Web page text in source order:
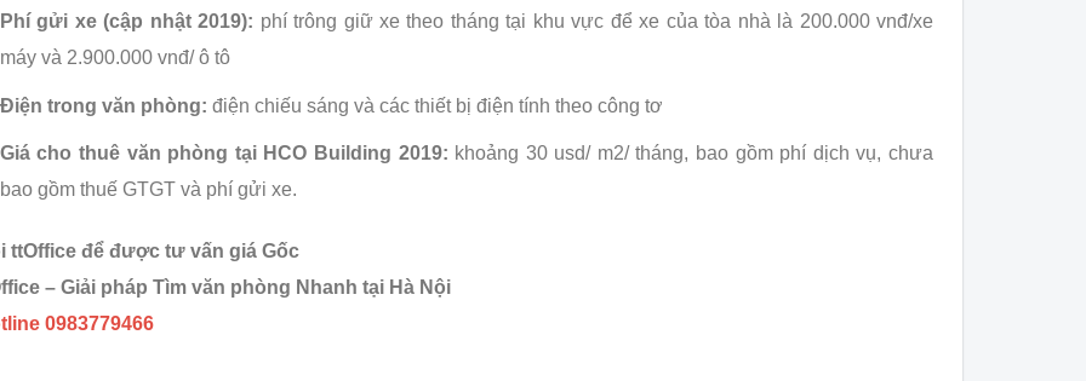
Phí gửi xe (cập nhật 2019): phí trông giữ xe theo tháng tại khu vực để xe của tòa nhà là 200.000 vnđ/xe
máy và 2.900.000 vnđ/ ô tô
Điện trong văn phòng: điện chiếu sáng và các thiết bị điện tính theo công tơ
Giá cho thuê văn phòng tại HCO Building 2019: khoảng 30 usd/ m2/ tháng, bao gồm phí dịch vụ, chưa
bao gồm thuế GTGT và phí gửi xe.
ttOffice để được tư vấn giá Gốc
– Giải pháp Tìm văn phòng Nhanh tại Hà Nội
0983779466